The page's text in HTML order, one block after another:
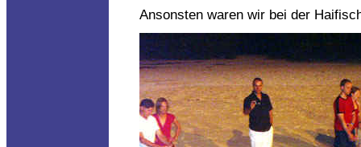
Ansonsten waren wir bei der